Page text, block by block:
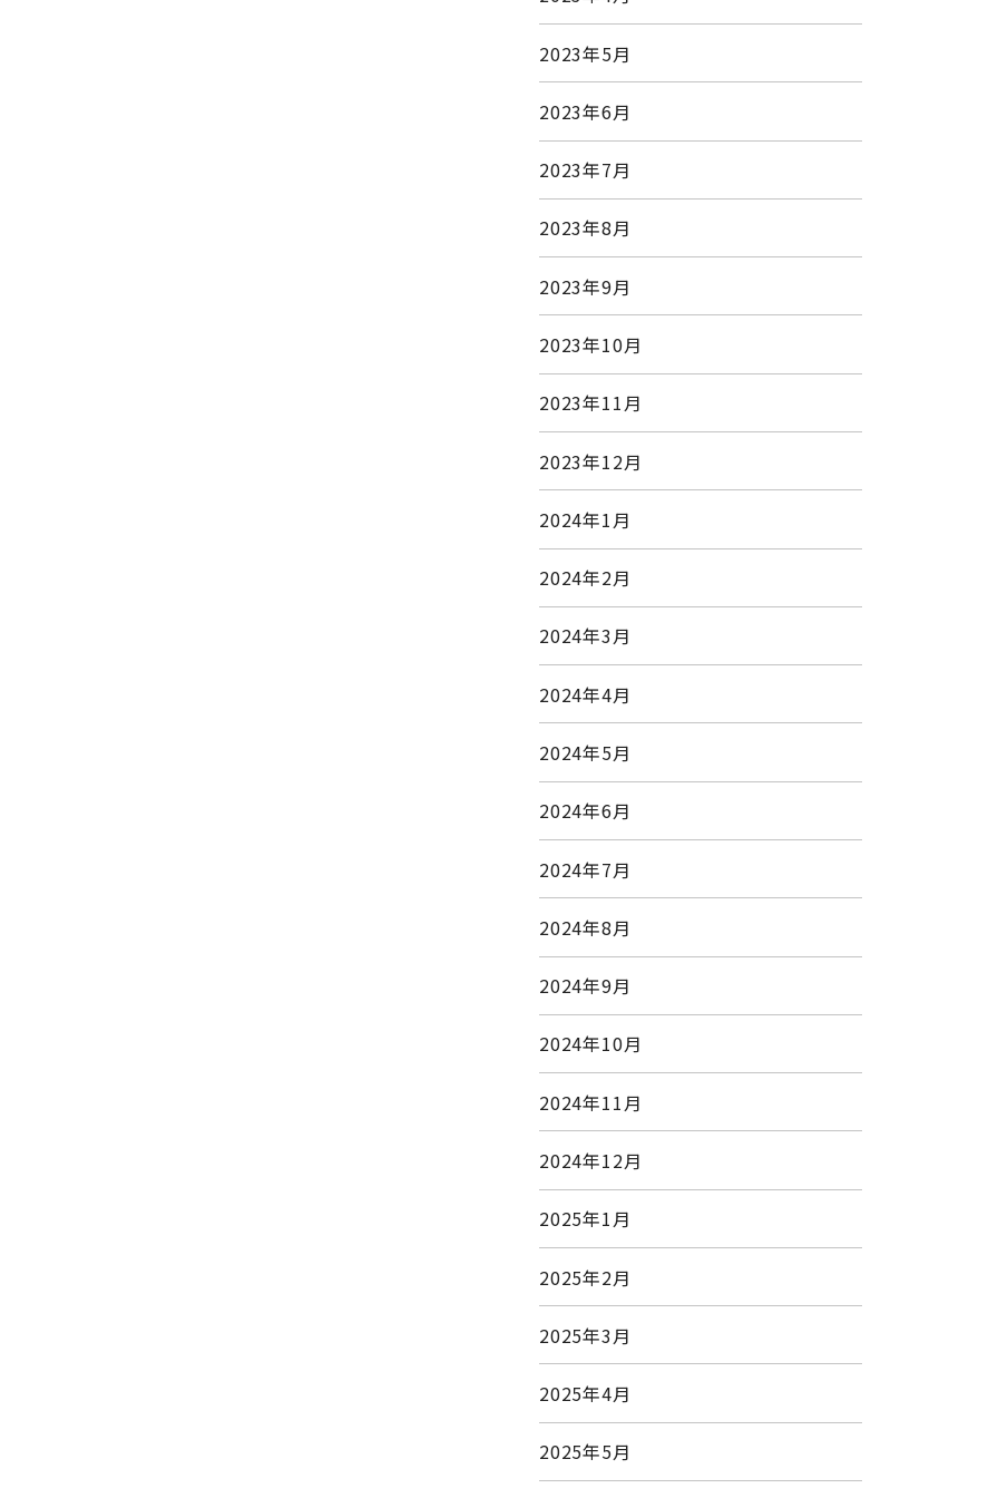
2023年5月
2023年6月
2023年7月
2023年8月
2023年9月
2023年10月
2023年11月
2023年12月
2024年1月
2024年2月
2024年3月
2024年4月
2024年5月
2024年6月
2024年7月
2024年8月
2024年9月
2024年10月
2024年11月
2024年12月
2025年1月
2025年2月
2025年3月
2025年4月
2025年5月